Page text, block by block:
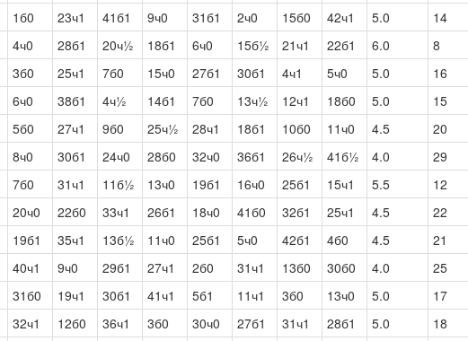
1б0 23ч1 41б1 9ч0 31б1 2ч0 15б0 42ч1 5.0 14
4ч0 28б1 20ч½ 18б1 6ч0 15б½ 21ч1 22б1 6.0 8
3б0 25ч1 7б0 15ч0 27б1 30б1 4ч1 5ч0 5.0 16
6ч0 38б1 4ч½ 14б1 7б0 13ч½ 12ч1 18б0 5.0 15
5б0 27ч1 9б0 25ч½ 28ч1 18б1 10б0 11ч0 4.5 20
8ч0 30б1 24ч0 28б0 32ч0 36б1 26ч½ 41б½ 4.0 29
7б0 31ч1 11б½ 13ч0 19б1 16ч0 25б1 15ч1 5.5 12
20ч0 22б0 33ч1 26б1 18ч0 41б0 32б1 25ч1 4.5 22
19б1 35ч1 13б½ 11ч0 25б1 5ч0 42б1 4б0 4.5 21
40ч1 9ч0 29б1 27ч1 2б0 31ч1 13б0 30б0 4.0 25
31б0 19ч1 30б1 41ч1 5б1 11ч1 3б0 13ч0 5.0 17
32ч1 12б0 36ч1 3б0 30ч0 27б1 31ч1 28б1 5.0 18